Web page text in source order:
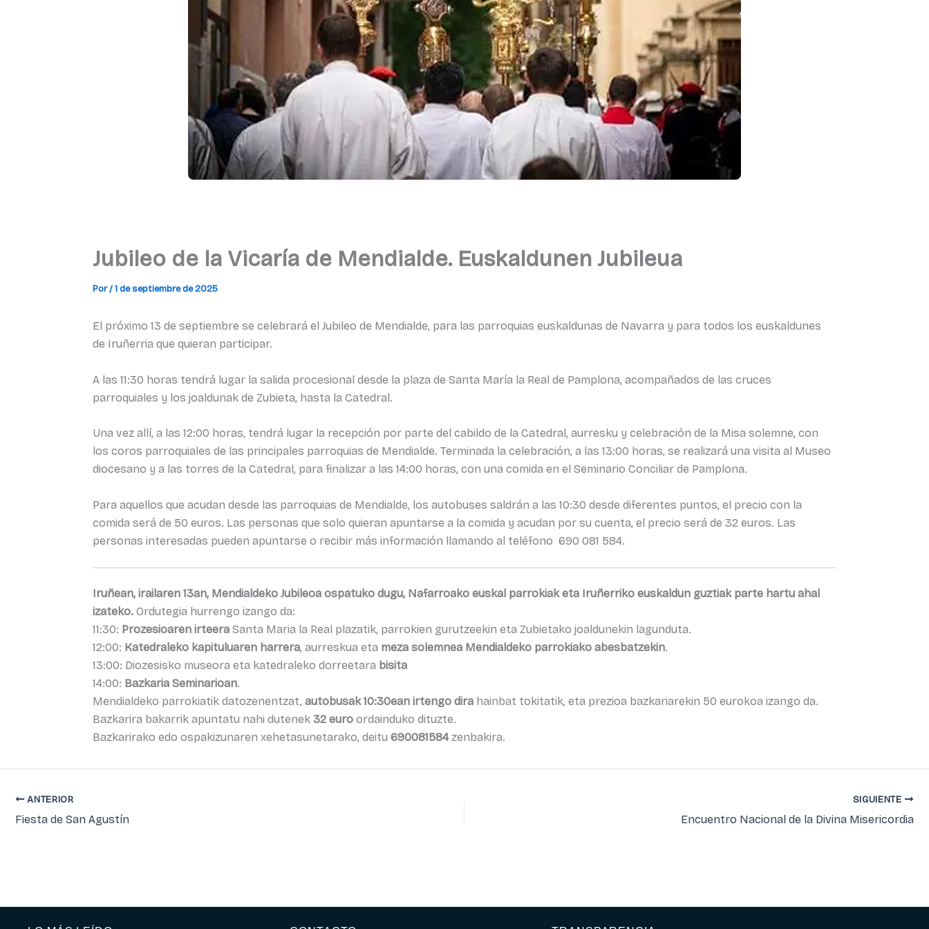
Jubileo de la Vicaría de Mendialde. Euskaldunen Jubileua
Por/1 de septiembre de 2025
El próximo 13 de septiembre se celebrará el Jubileo de Mendialde, para las parroquias euskaldunas de Navarra y para todos los euskaldunes
de Iruñerria que quieran participar.
A las 11:30 horas tendrá lugar la salida procesional desde la plaza de Santa María la Real de Pamplona, acompañados de las cruces
parroquiales y los joaldunak de Zubieta, hasta la Catedral.
Una vez allí, a las 12:00 horas, tendrá lugar la recepción por parte del cabildo de la Catedral, aurresku y celebración de la Misa solemne, con
los coros parroquiales de las principales parroquias de Mendialde. Terminada la celebración, a las 13:00 horas, se realizará una visita al Museo
diocesano y a las torres de la Catedral, para finalizar a las 14:00 horas, con una comida en el Seminario Conciliar de Pamplona.
Para aquellos que acudan desde las parroquias de Mendialde, los autobuses saldrán a las 10:30 desde diferentes puntos, el precio con la
comida será de 50 euros. Las personas que solo quieran apuntarse a la comida y acudan por su cuenta, el precio será de 32 euros. Las
personas interesadas pueden apuntarse o recibir más información llamando al teléfono 690 081 584.
Iruñean, irailaren 13an, Mendialdeko Jubileoa ospatuko dugu, Nafarroako euskal parrokiak eta Iruñerriko euskaldun guztiak parte hartu ahal
izateko.Ordutegia hurrengo izango da:
11:30: Prozesioaren irteera Santa Maria la Real plazatik, parrokien gurutzeekin eta Zubietako joaldunekin lagunduta.
12:00: Katedraleko kapituluaren harrera, aurreskua eta meza solemnea Mendialdeko parrokiako abesbatzekin.
13:00: Diozesisko museora eta katedraleko dorreetara bisita
14:00: Bazkaria Seminarioan.
Mendialdeko parrokiatik datozenentzat,autobusak 10:30ean irtengo dira hainbat tokitatik, eta prezioa bazkariarekin 50 eurokoa izango da.
Bazkarira bakarrik apuntatu nahi dutenek32 euro ordainduko dituzte.
Bazkarirako edo ospakizunaren xehetasunetarako, deitu690081584 zenbakira.
ANTERIOR
Fiesta de San Agustín
SIGUIENTE
Encuentro Nacional de la Divina Misericordia